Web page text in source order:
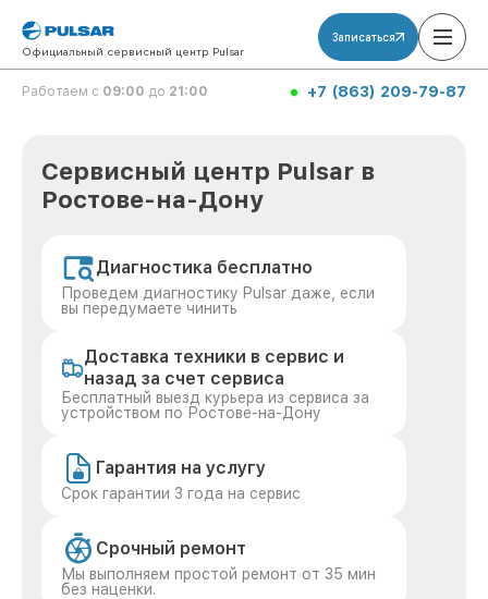
Официальный сервисный центр Pulsar
Записаться
Работаем с 09:00 до 21:00 +7 (863) 209-79-87
Сервисный центр Pulsar в
Ростове-на-Дону
Диагностика бесплатно
Проведем диагностику Pulsar даже, если
вы передумаете чинить
Доставка техники в сервис и
назад за счет сервиса
Бесплатный выезд курьера из сервиса за
устройством по Ростове-на-Дону
Гарантия на услугу
Срок гарантии 3 года на сервис
Срочный ремонт
Мы выполняем простой ремонт от 35 мин
без наценки.